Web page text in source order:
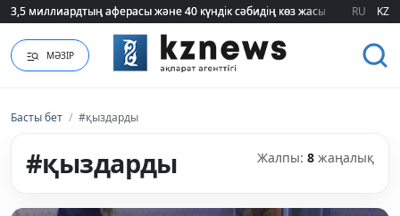
RU KZ
МӘЗІР
Басты бет / #қыздарды
#қыздарды Жалпы: 8 жаңалық